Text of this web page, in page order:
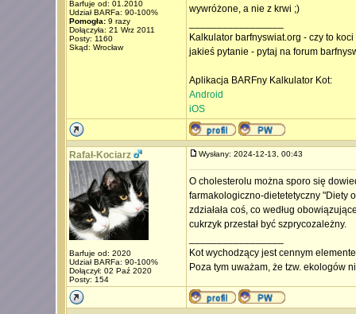
Barfuje od: 01.2010
Udział BARFa: 90-100%
Pomogła:9 razy
Dołączyła: 21 Wrz 2011
Posty: 1160
Skąd: Wrocław
wywróżone, a nie z krwi ;)
Kalkulator barfnyswiat.org - czy to
jakieś pytanie - pytaj na forum
Aplikacja BARFny Kalkulator Kot:
Android
iOS
Rafał-Kociarz
Barfuje od: 2020
Udział BARFa: 90-100%
Dołączył: 02 Paź 2020
Posty: 154
Wysłany: 2024-12-13, 00:43
O cholesterolu można sporo się
farmakologiczno-dietetetyczny "Diety
zdziałała coś, co według
cukrzyk przestał być szprycozależny.
Kot wychodzący jest cennym
Poza tym uważam, że tzw. ekologów